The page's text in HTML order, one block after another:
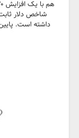
داشته است.